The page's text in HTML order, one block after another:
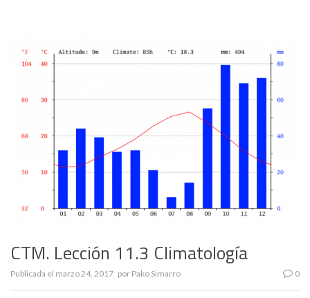
CTM. Lección 11.3 Climatología
Publicada el marzo 24, 2017 por Pako Simarro 0